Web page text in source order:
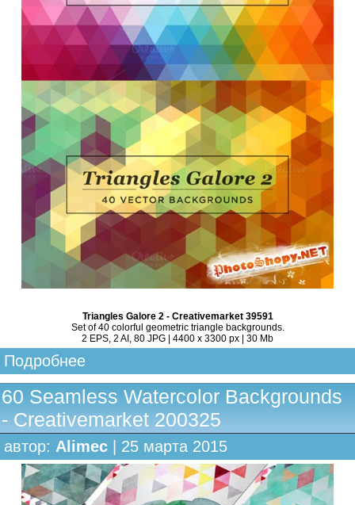
Triangles Galore 2 - Creativemarket 39591
Set of 40 colorful geometric triangle backgrounds.
2 EPS, 2 AI, 80 JPG | 4400 x 3300 px | 30 Mb
Подробнее
60 Seamless Watercolor Backgrounds
- Creativemarket 200325
автор: Alimec | 25 марта 2015